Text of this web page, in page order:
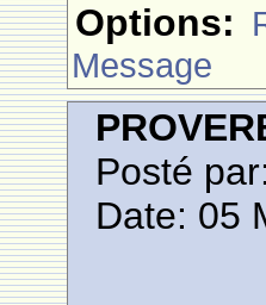
Options:
Message
Posté par:
Date: 05